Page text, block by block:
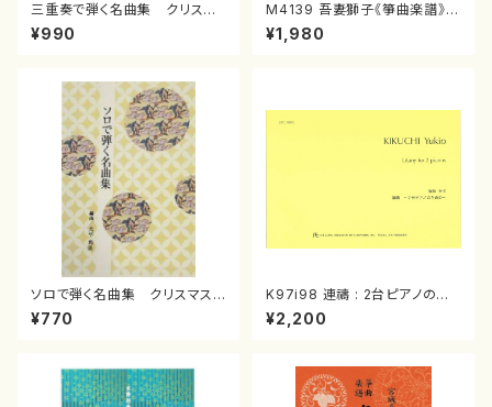
三重奏で弾く名曲集 クリスマ
スメドレー( 箏2/大平光美 編
曲/楽譜）
¥990
M4139 吾妻獅子《箏曲楽譜》
（箏/宮城道雄著・宮城宗家監修/
箏曲古典楽譜）
¥1,980
ソロで弾く名曲集 クリスマス・
イブ／恋人がサンタクロース(
箏独奏 /大平光美 編曲/楽
¥770
K97i98 連禱 : 2台ピアノのた
めの（2 Pianos / 菊池 幸夫 /
楽譜）
¥2,200